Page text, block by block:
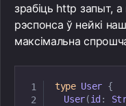
зрабіць http запыт,
рэспонса ў нейкі
максімальна
type User {
User(id :